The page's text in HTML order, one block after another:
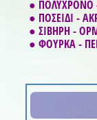
●
● ΠΟΣΕΙΔΙ -
● ΣΙΒΗΡΗ -
● ΦΟΥΡΚΑ -